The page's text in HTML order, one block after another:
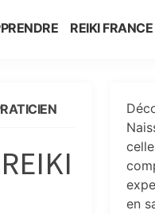
REIKI FRANCE
en